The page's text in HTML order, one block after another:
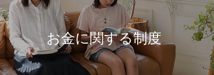
「未来」はここから変えら
れる！ ＜私の「考え方」を
ガラッと変えたライフプラ
ン＆キャッシュフロー表＞
“お金の不安”から抜け出す
には？◯◯をやめる
お金に関する制度